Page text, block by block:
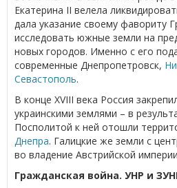
Екатерина II велела
дала указание своему фавориту
исследовать южные земли на
новых городов. Именно с его
современные Днепропетровск,
Севастополь.
В конце XVIII века Россия
украинскими землями – в
Посполитой к ней отошли
Днепра. Галицкие же земли с
во владение Австрийской
Гражданская война. УНР и